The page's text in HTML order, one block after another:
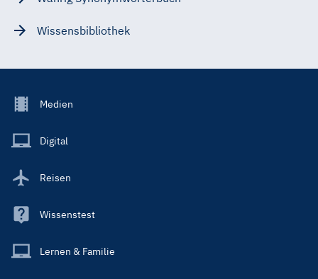
Wissensbibliothek
Footer
Main
Medien
Digital
Reisen
Wissenstest
Lernen & Familie